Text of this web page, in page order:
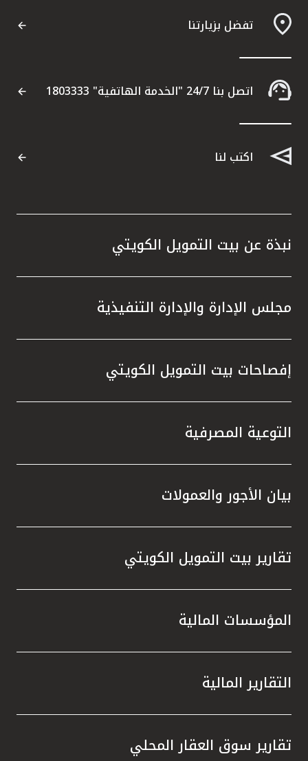
تفضل بزيارتنا
اتصل بنا 24/7 "الخدمة الهاتفية" 1803333
اكتب لنا
نبذة عن بيت التمويل الكويتي
مجلس الإدارة والإدارة التنفيذية
إفصاحات بيت التمويل الكويتي
التوعية المصرفية
بيان الأجور والعمولات
تقارير بيت التمويل الكويتي
المؤسسات المالية
التقارير المالية
تقارير سوق العقار المحلي